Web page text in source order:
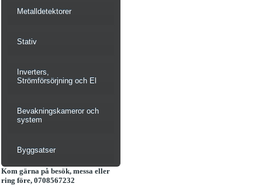
Metalldetektorer
Stativ
Inverters,
Strömförsörjning och El
Bevakningskameror och
system
Byggsatser
Kom gärna på besök, messa eller
ring före, 0708567232